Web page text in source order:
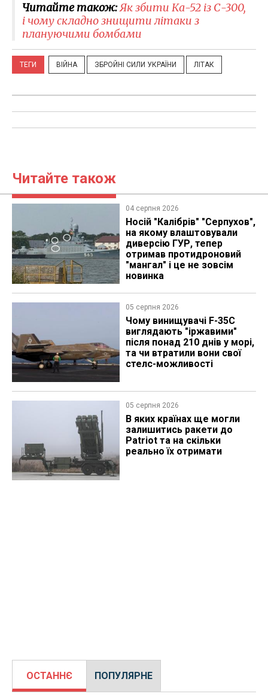
Читайте також:Як збити Ка-52 із С-300,
і чому складно знищити літаки з
плануючими бомбами
ТЕГИ ВІЙНА ЗБРОЙНІ СИЛИ УКРАЇНИ ЛІТАК
Читайте також
04 серпня 2026
Носій "Калібрів" "Серпухов",
на якому влаштовували
диверсію ГУР, тепер
отримав протидроновий
"мангал" і це не зовсім
новинка
05 серпня 2026
Чому винищувачі F-35C
виглядають "іржавими"
після понад 210 днів у морі,
та чи втратили вони свої
стелс-можливості
05 серпня 2026
В яких країнах ще могли
залишитись ракети до
Patriot та на скільки
реально їх отримати
ОСТАННЄ ПОПУЛЯРНЕ